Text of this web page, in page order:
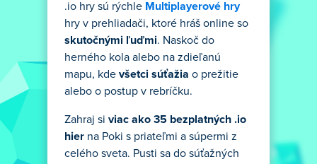
.io hry sú rýchle Multiplayerové hry
hry v prehliadači, ktoré hráš online so
skutočnými ľuďmi. Naskoč do
herného kola alebo na zdieľanú
mapu, kde všetci súťažia o prežitie
alebo o postup v rebríčku.
Zahraj si viac ako 35 bezplatných .io
hier na Poki s priateľmi a súpermi z
celého sveta. Pusti sa do súťažných